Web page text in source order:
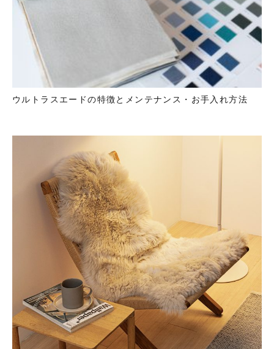
ウルトラスエードの特徴とメンテナンス・お手入れ方法